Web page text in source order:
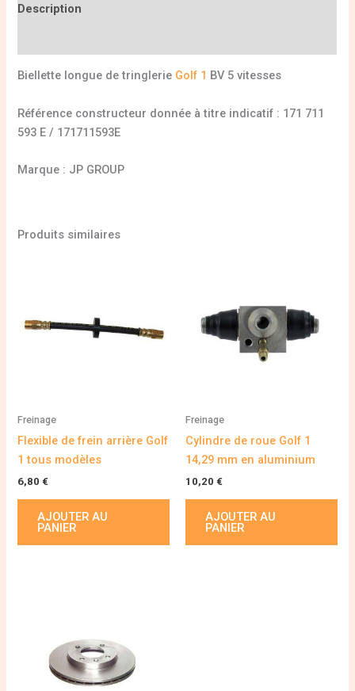
Description
Biellette longue de tringlerie Golf 1 BV 5 vitesses
Référence constructeur donnée à titre indicatif : 171 711
593 E / 171711593E
Marque : JP GROUP
Produits similaires
Freinage
Flexible de frein arrière Golf
1 tous modèles
6,80 €
AJOUTER AU
PANIER
Freinage
Cylindre de roue Golf 1
14,29 mm en aluminium
10,20 €
AJOUTER AU
PANIER